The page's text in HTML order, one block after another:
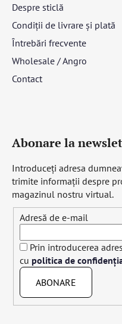
Despre sticlă
Condiții de livrare și plată
Întrebări frecvente
Wholesale / Angro
Contact
Abonare la
Introduceţi adresa
trimite informaţii despre
magazinul nostru virtual.
Adresă de e-mail
Prin introducerea
cu politica de
ABONARE